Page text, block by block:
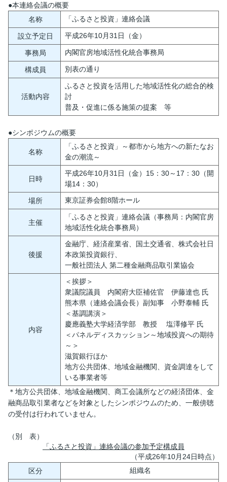
●本連絡会議の概要
名称
「ふるさと投資」連絡会議
設立予定日 平成26年10月31日（金）
事務局 内閣官房地域活性化統合事務局
構成員 別表の通り
活動内容
ふるさと投資を活用した地域活性化の総合的検
討
普及・促進に係る施策の提案 等
●シンポジウムの概要
名称
「ふるさと投資」～都市から地方への新たなお
金の潮流～
日時
平成26年10月31日（金）15：30～17：30（開
場14：30）
場所 東京証券会館8階ホール
主催
「ふるさと投資」連絡会議（事務局：内閣官房
地域活性化統合事務局）
後援
金融庁、経済産業省、国土交通省、株式会社日
本政策投資銀行、
一般社団法人 第二種金融商品取引業協会
内容
＜挨拶＞
衆議院議員 内閣府大臣補佐官 伊藤達也 氏
熊本県（連絡会議会長）副知事 小野泰輔 氏
＜基調講演＞
慶應義塾大学経済学部 教授 塩澤修平 氏
＜パネルディスカッション～地域投資への期待
～＞
滋賀銀行ほか
地方公共団体、地域金融機関、資金調達をして
いる事業者等
＊地方公共団体、地域金融機関、商工会議所などの経済団体、金
融商品取引業者などを対象としたシンポジウムのため、一般傍聴
の受付は行われていません。
（別 表）
「ふるさと投資」連絡会議の参加予定構成員
（平成26年10月24日時点）
区分
組織名